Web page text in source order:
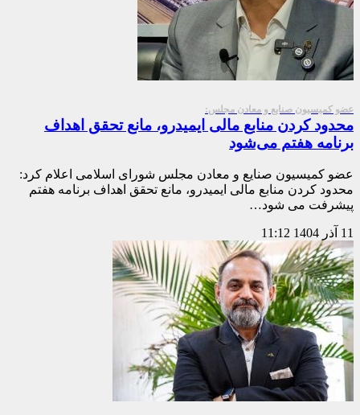
عضو کمیسیون صنایع و معادن مجلس:
محدود کردن منابع مالی ایمیدرو، مانع تحقق اهداف
برنامه هفتم می‌شود
عضو کمیسیون صنایع و معادن مجلس شورای اسلامی اعلام کرد:
محدود کردن منابع مالی ایمیدرو، مانع تحقق اهداف برنامه هفتم
پیشرفت می شود…
11 آذر 1404 11:12